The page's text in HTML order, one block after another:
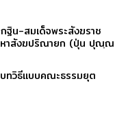
กฐิน-สมเด็จพระสังฆราช
าสังฆปริณายก (ปุ่น ปุณฺณ
ทวิธีแบบคณะธรรมยุต